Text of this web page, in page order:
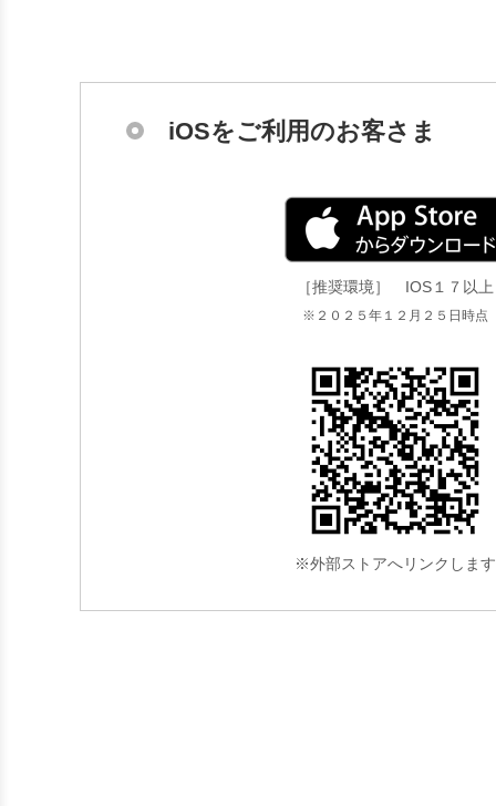
iOSをご利用のお客さま
［推奨環境］ IOS１７以上
※２０２５年１２月２５日時点
※外部ストアへリンクします